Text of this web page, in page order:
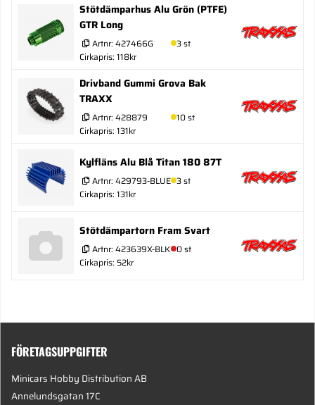
Stötdämparhus Alu Grön (PTFE)
GTR Long
Artnr: 427466G
3 st
Cirkapris: 118kr
Drivband Gummi Grova Bak
TRAXX
Artnr: 428879
10 st
Cirkapris: 131kr
Kylfläns Alu Blå Titan 180 87T
Artnr: 429793-BLUE 3 st
Cirkapris: 131kr
Stötdämpartorn Fram Svart
Artnr: 423639X-BLK 0 st
Cirkapris: 52kr
FÖRETAGSUPPGIFTER
Minicars Hobby Distribution AB
Annelundsgatan 17C